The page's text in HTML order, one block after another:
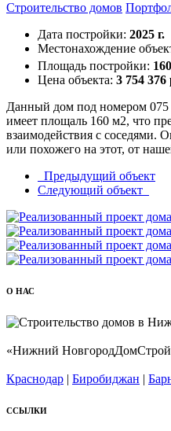
Строительство домов
Дата постройки: 2025 г.
Местонахождение
Площадь постройки:
Цена объекта: 3 754 376
Данный дом под номером 075
имеет площаль 160 м2, что
взаимодействия с соседями.
или похожего на этот, от
Предыдущий объект
Следующий объект
О НАС
«Нижний
Краснодар | Биробиджан |
ССЫЛКИ